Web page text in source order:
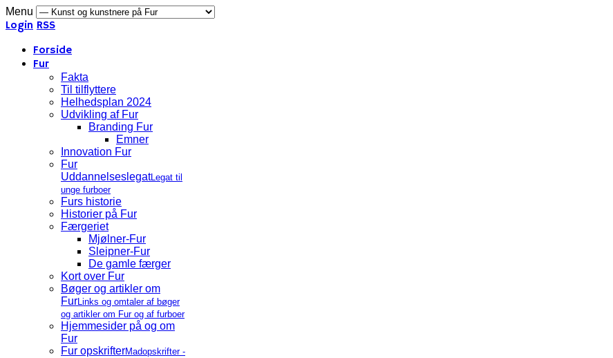
Menu
Login RSS
Forside
Fur
Fakta
Til tilflyttere
Helhedsplan 2024
Udvikling af Fur
Branding Fur
Emner
Innovation Fur
Fur
UddannelseslegatLegat til
unge furboer
Furs historie
Historier på Fur
Færgeriet
Mjølner-Fur
Sleipner-Fur
De gamle færger
Kort over Fur
Bøger og artikler om
FurLinks og omtaler af bøger
og artikler om Fur og af furboer
Hjemmesider på og om
Fur
Fur opskrifterMadopskrifter -